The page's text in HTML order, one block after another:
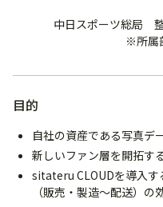
中日スポーツ総局
※所属
目的
自社の資産である写真デ
新しいファン層を開拓す
sitateru CLOUDを導入す
（販売・製造〜配送）の